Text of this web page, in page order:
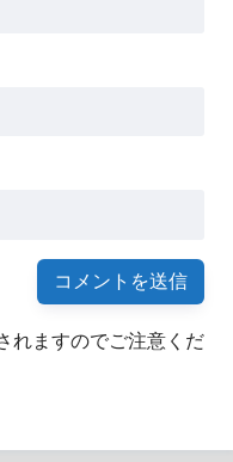
れますのでご注意くだ